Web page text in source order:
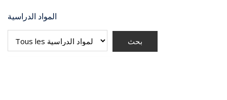
المواد الدراسية